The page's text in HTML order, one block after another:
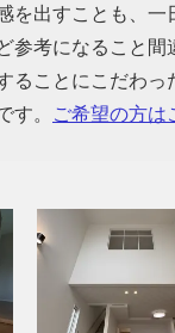
を出すことも、
参考になること
ることにこだわ
す。
ご希望の方は